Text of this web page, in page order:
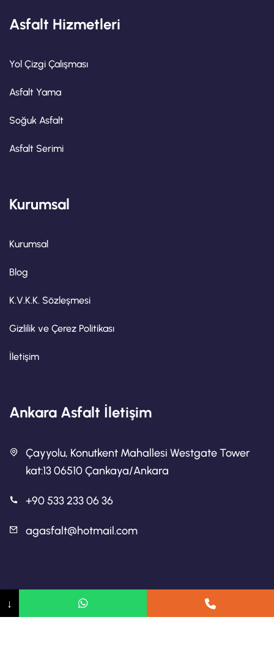
Asfalt Hizmetleri
Yol Çizgi Çalışması
Asfalt Yama
Soğuk Asfalt
Asfalt Serimi
Kurumsal
Kurumsal
Blog
K.V.K.K. Sözleşmesi
Gizlilik ve Çerez Politikası
İletişim
Ankara Asfalt İletişim
Çayyolu, Konutkent Mahallesi Westgate Tower
kat:13 06510 Çankaya/Ankara
+90 533 233 06 36
agasfalt@hotmail.com
Ankara Asfalt Firmaları
↓